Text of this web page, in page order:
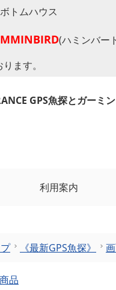
トムハウス
(ハミンバー
ます。
GPS魚探とガーミ
利用案内
《最新GPS魚探》
品